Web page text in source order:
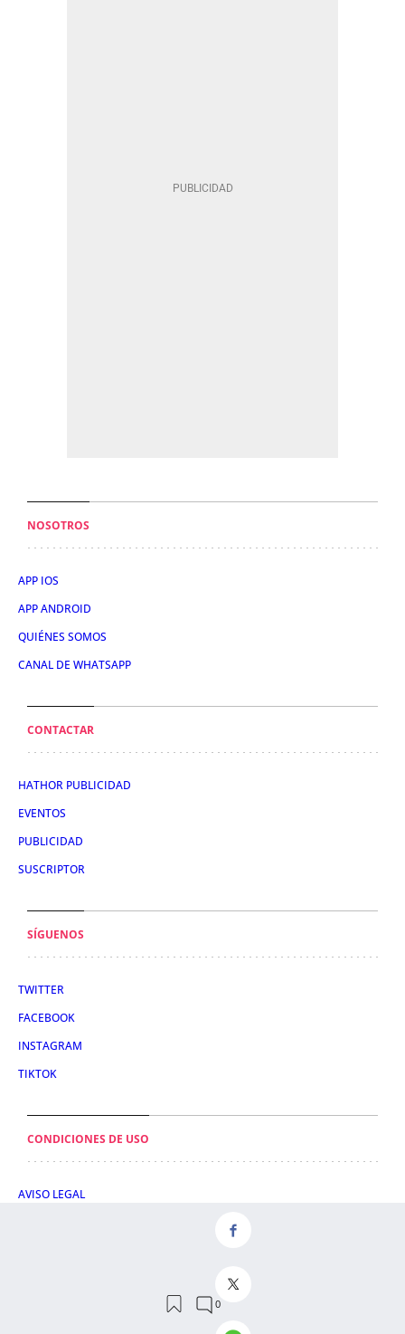
NOSOTROS
APP IOS
APP ANDROID
QUIÉNES SOMOS
CANAL DE WHATSAPP
CONTACTAR
HATHOR PUBLICIDAD
EVENTOS
PUBLICIDAD
SUSCRIPTOR
SÍGUENOS
TWITTER
FACEBOOK
INSTAGRAM
TIKTOK
CONDICIONES DE USO
AVISO LEGAL